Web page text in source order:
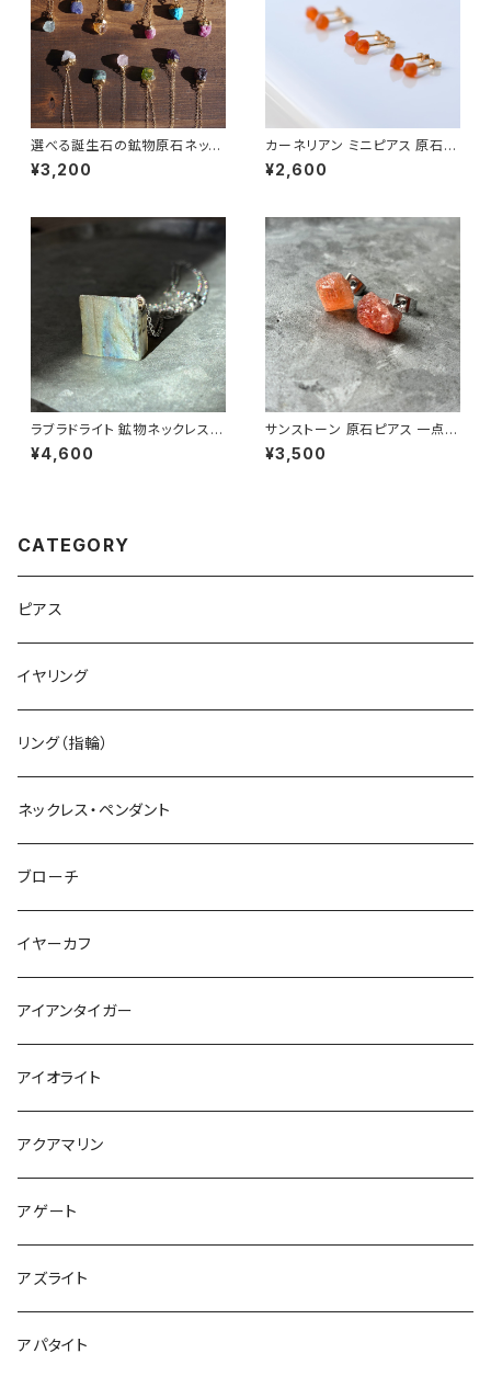
選べる誕生石の鉱物原石ネック
レス 天然石
¥3,200
カーネリアン ミニピアス 原石
鉱物 天然石 シンプル 仕事 オフ
ィス 通勤 小さい アクセサリー
¥2,600
ラブラドライト 鉱物ネックレス
一点もの 原石 天然石 ハンドメ
イド アクセサリー パワーストー
¥4,600
サンストーン 原石ピアス 一点も
の 鉱物 天然石 金属アレルギー
対応 ハンドメイド アクセサリー
¥3,500
CATEGORY
ピアス
イヤリング
リング（指輪）
ネックレス・ペンダント
ブローチ
イヤーカフ
アイアンタイガー
アイオライト
アクアマリン
アゲート
アズライト
アパタイト